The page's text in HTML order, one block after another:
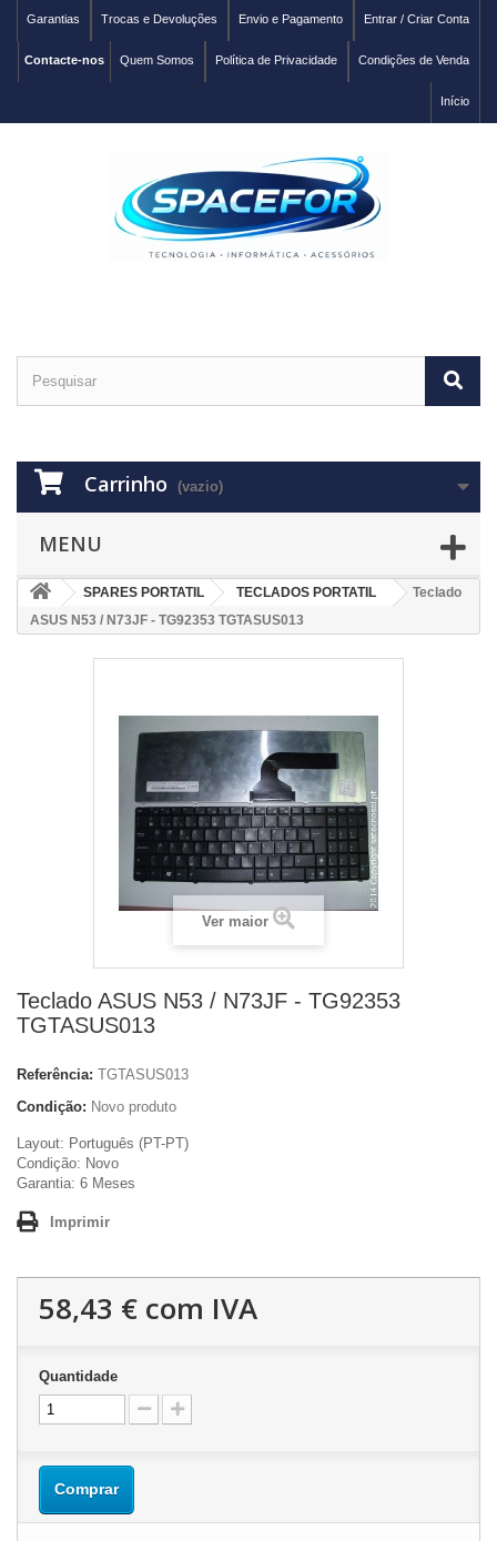
Entrar / Criar Conta
Envio e Pagamento
Trocas e Devoluções
Garantias
Condições de Venda
Política de Privacidade
Quem Somos
Contacte-nos
Início
Carrinho (vazio)
MENU
SPARES PORTATIL TECLADOS PORTATIL
Teclado
ASUS N53 / N73JF - TG92353 TGTASUS013
Ver maior
Teclado ASUS N53 / N73JF - TG92353
TGTASUS013
Referência: TGTASUS013
Condição: Novo produto
Layout: Português (PT-PT)
Condição: Novo
Garantia: 6 Meses
Imprimir
58,43 € com IVA
Quantidade
Comprar